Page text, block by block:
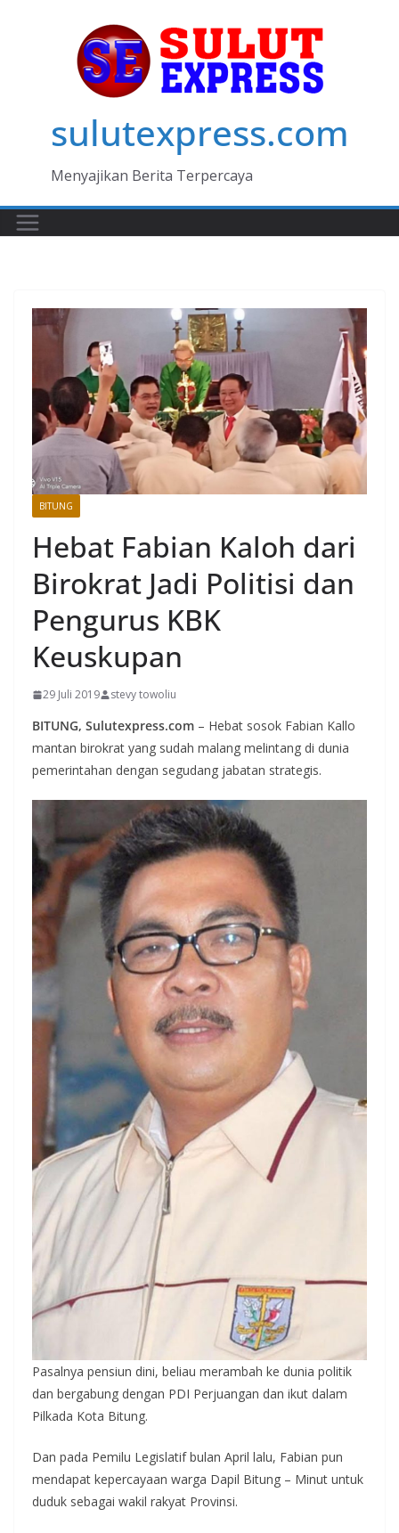
sulutexpress.com
Menyajikan Berita Terpercaya
BITUNG
Hebat Fabian Kaloh dari
Birokrat Jadi Politisi dan
Pengurus KBK
Keuskupan
29 Juli 2019 stevy towoliu
BITUNG, Sulutexpress.com – Hebat sosok Fabian Kallo
mantan birokrat yang sudah malang melintang di dunia
pemerintahan dengan segudang jabatan strategis.
Pasalnya pensiun dini, beliau merambah ke dunia politik
dan bergabung dengan PDI Perjuangan dan ikut dalam
Pilkada Kota Bitung.
Dan pada Pemilu Legislatif bulan April lalu, Fabian pun
mendapat kepercayaan warga Dapil Bitung – Minut untuk
duduk sebagai wakil rakyat Provinsi.